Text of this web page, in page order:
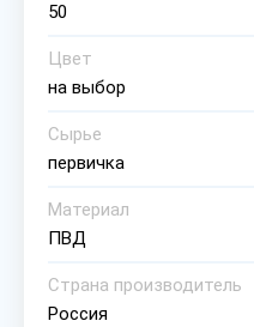
50
Цвет
на выбор
Сырье
первичка
Материал
ПВД
Страна производитель
Россия